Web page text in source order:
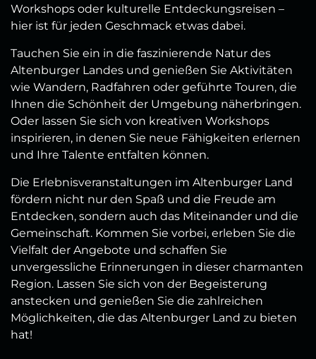
Workshops oder kulturelle Entdeckungsreisen –
hier ist für jeden Geschmack etwas dabei.
Tauchen Sie ein in die faszinierende Natur des
Altenburger Landes und genießen Sie Aktivitäten
wie Wandern, Radfahren oder geführte Touren, die
Ihnen die Schönheit der Umgebung näherbringen.
Oder lassen Sie sich von kreativen Workshops
inspirieren, in denen Sie neue Fähigkeiten erlernen
und Ihre Talente entfalten können.
Die Erlebnisveranstaltungen im Altenburger Land
fördern nicht nur den Spaß und die Freude am
Entdecken, sondern auch das Miteinander und die
Gemeinschaft. Kommen Sie vorbei, erleben Sie die
Vielfalt der Angebote und schaffen Sie
unvergessliche Erinnerungen in dieser charmanten
Region. Lassen Sie sich von der Begeisterung
anstecken und genießen Sie die zahlreichen
Möglichkeiten, die das Altenburger Land zu bieten
hat!